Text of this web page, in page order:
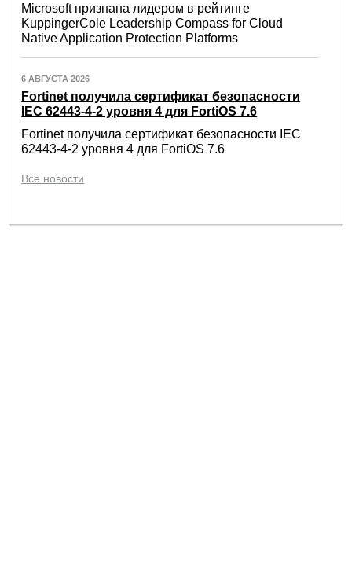
Microsoft признана лидером в рейтинге
KuppingerCole Leadership Compass for Cloud
Native Application Protection Platforms
6 АВГУСТА 2026
Fortinet получила сертификат безопасности
IEC 62443-4-2 уровня 4 для FortiOS 7.6
Fortinet получила сертификат безопасности IEC
62443-4-2 уровня 4 для FortiOS 7.6
Все новости